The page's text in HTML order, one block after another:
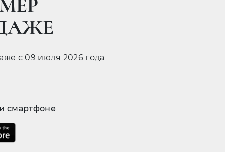
с 09 июля 2026 года
смартфоне